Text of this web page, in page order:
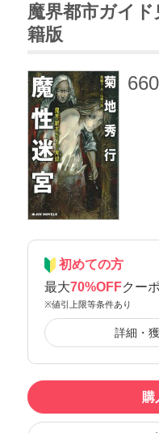
魔界都市ガイ
籍版
660
初めての方
最大70%OFFクー
※値引上限等条件あり
詳細・
購